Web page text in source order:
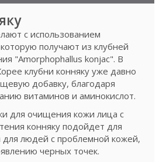
с использованием
получают из клубней
"Amorphophallus konjac". В
клубни конняку уже давно
добавку, благодаря
витаминов и аминокислот.
для очищения кожи лица с
конняку подойдет для
людей с проблемной кожей,
черных точек.